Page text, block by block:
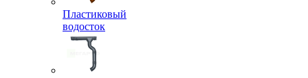
Пластиковый
водосток